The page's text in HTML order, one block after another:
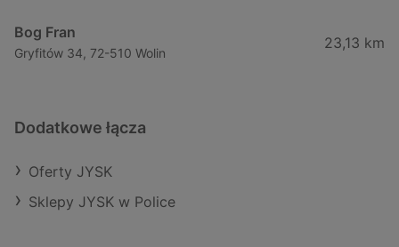
Bog Fran
Gryfitów 34, 72-510 Wolin
23,13 km
Dodatkowe łącza
Oferty JYSK
Sklepy JYSK w Police